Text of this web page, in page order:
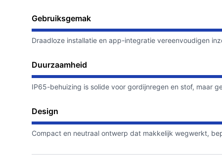
Gebruiksgemak
Draadloze installatie en app-integratie vereenvoudigen
Duurzaamheid
IP65-behuizing is solide voor gordijnregen en stof, maar
Design
Compact en neutraal ontwerp dat makkelijk wegwerkt,